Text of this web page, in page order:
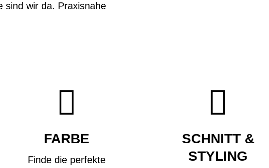
sind wir da. Praxisnahe

FARBE
Finde die perfekte

SCHNITT &
STYLING